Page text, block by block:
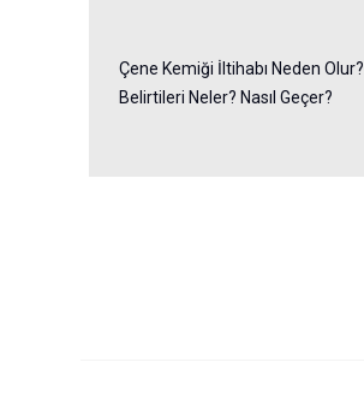
Çene Kemiği İltihabı Neden Olur?
Belirtileri Neler? Nasıl Geçer?